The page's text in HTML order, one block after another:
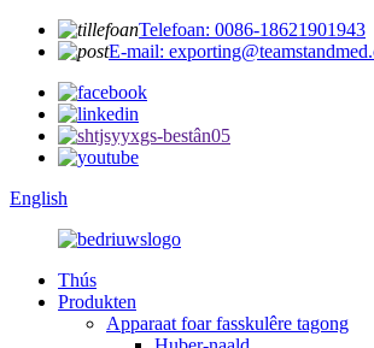
Telefoan: 0086-18621901943
E-mail:
English
Thús
Produkten
Apparaat foar fasskulêre tagong